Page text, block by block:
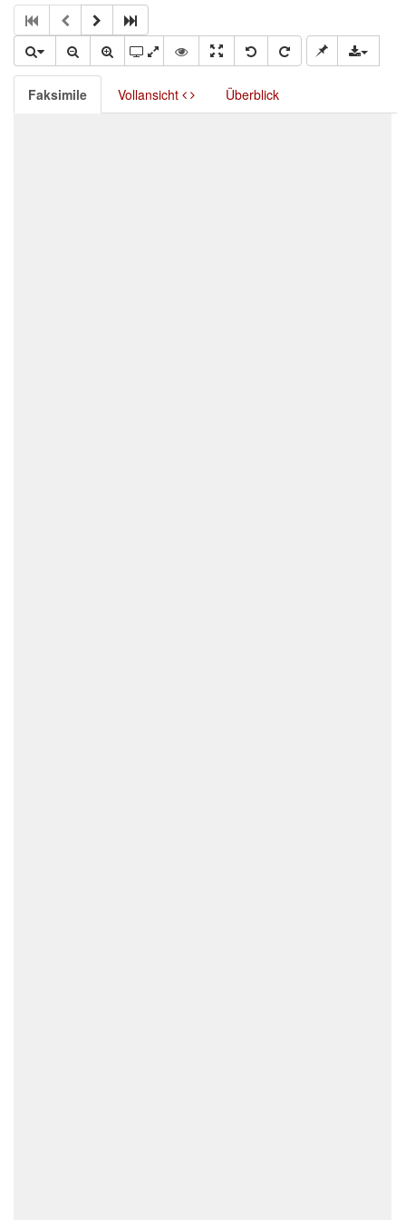
Faksimile Vollansicht Überblick